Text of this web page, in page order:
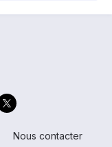
Nous contacter